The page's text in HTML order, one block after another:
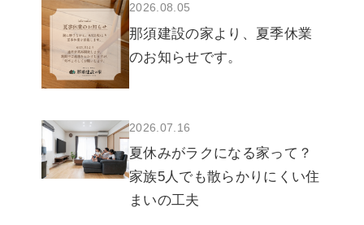
2026.08.05
那須建設の家より、夏季休業
のお知らせです。
2026.07.16
夏休みがラクになる家って？
家族5人でも散らかりにくい住
まいの工夫